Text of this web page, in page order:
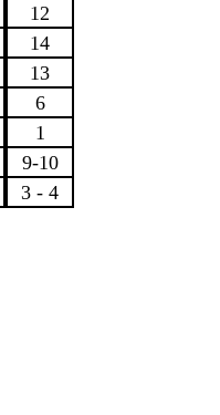
12
14
13
6
1
9-10
3 - 4